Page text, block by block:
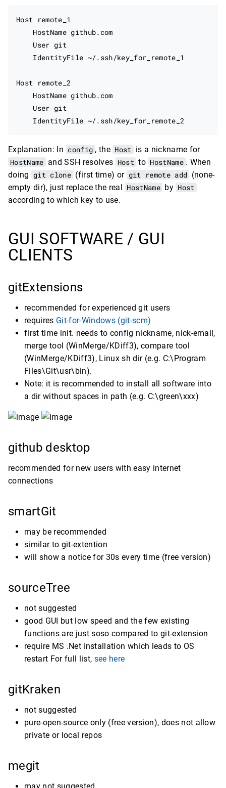
Host remote_1
    HostName github.com
    User git
    IdentityFile ~/.ssh/key_for_remote_1
Host remote_2
    HostName github.com
    User git
Explanation: In config , the Host is a nickname for
HostName and SSH resolves Host to HostName . When
doing git clone (first time) or git remote add (none-
empty dir), just replace the real
HostName by Host
according to which key to use.
GUI SOFTWARE / GUI
CLIENTS
gitExtensions
recommended for experienced git users
requires Git-for-Windows (git-scm)
first time init. needs to config nickname, nick-email,
merge tool (WinMerge/KDiff3), compare tool
(WinMerge/KDiff3), Linux sh dir (e.g. C:\Program
Files\Git\usr\bin).
Note: it is recommended to install all software into
a dir without spaces in path (e.g. C:\green\xxx)
github desktop
recommended for new users with easy internet
connections
smartGit
may be recommended
similar to git-extention
will show a notice for 30s every time (free version)
sourceTree
not suggested
good GUI but low speed and the few existing
functions are just soso compared to git-extension
require MS .Net installation which leads to OS
restart For full list, see here
gitKraken
not suggested
pure-open-source only (free version), does not allow
private or local repos
megit